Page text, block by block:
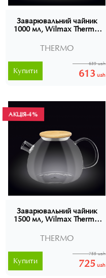
Заварювальний чайник
1000 мл, Wilmax Thermo,
THERMO
613 uah
639 uah
Купити
АКЦІЯ-4%
Заварювальний чайник
1500 мл, Wilmax Thermo,
THERMO
725 uah
755 uah
Купити